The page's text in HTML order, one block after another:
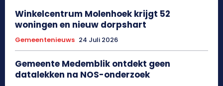
Winkelcentrum Molenhoek krijgt 52
woningen en nieuw dorpshart
Gemeentenieuws 24 Juli 2026
Gemeente Medemblik ontdekt geen
datalekken na NOS-onderzoek